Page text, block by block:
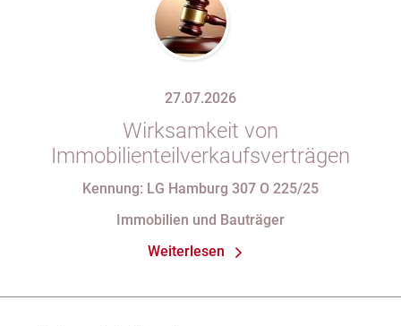
27.07.2026
Wirksamkeit von
Immobilienteilverkaufsverträgen
Kennung: LG Hamburg 307 O 225/25
Immobilien und Bauträger
Weiterlesen